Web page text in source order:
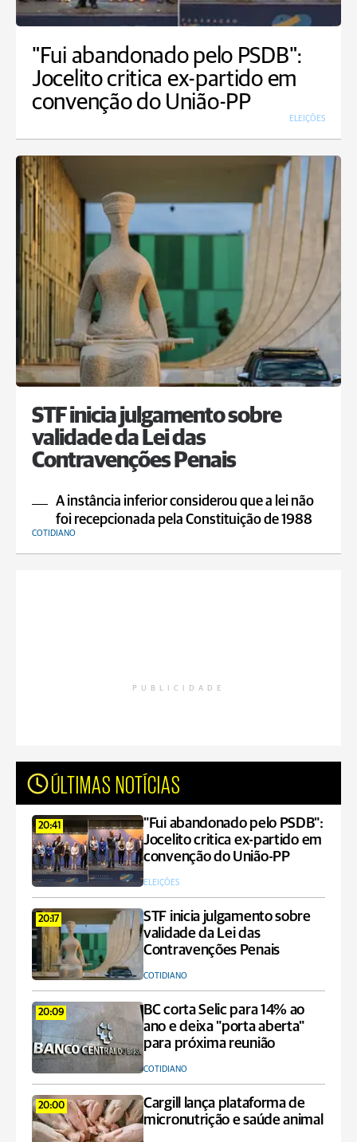
"Fui abandonado pelo PSDB":
Jocelito critica ex-partido em
convenção do União-PP
ELEIÇÕES
STF inicia julgamento sobre
validade da Lei das
Contravenções Penais
A instância inferior considerou que a lei não
foi recepcionada pela Constituição de 1988
COTIDIANO
PUBLICIDADE
ÚLTIMAS NOTÍCIAS
20:41
"Fui abandonado pelo PSDB":
Jocelito critica ex-partido em
convenção do União-PP
ELEIÇÕES
20:17
STF inicia julgamento sobre
validade da Lei das
Contravenções Penais
COTIDIANO
20:09
BC corta Selic para 14% ao
ano e deixa "porta aberta"
para próxima reunião
COTIDIANO
20:00
Cargill lança plataforma de
micronutrição e saúde animal